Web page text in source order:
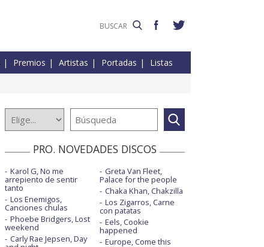
Premios Artistas Portadas Listas
PRO. NOVEDADES DISCOS
Karol G, No me
arrepiento de sentir
tanto
Los Enemigos,
Canciones chulas
Phoebe Bridgers, Lost
weekend
Carly Rae Jepsen, Day
Greta Van Fleet,
Palace for the people
Chaka Khan, Chakzilla
Los Zigarros, Carne
con patatas
Eels, Cookie
happened
Europe, Come this